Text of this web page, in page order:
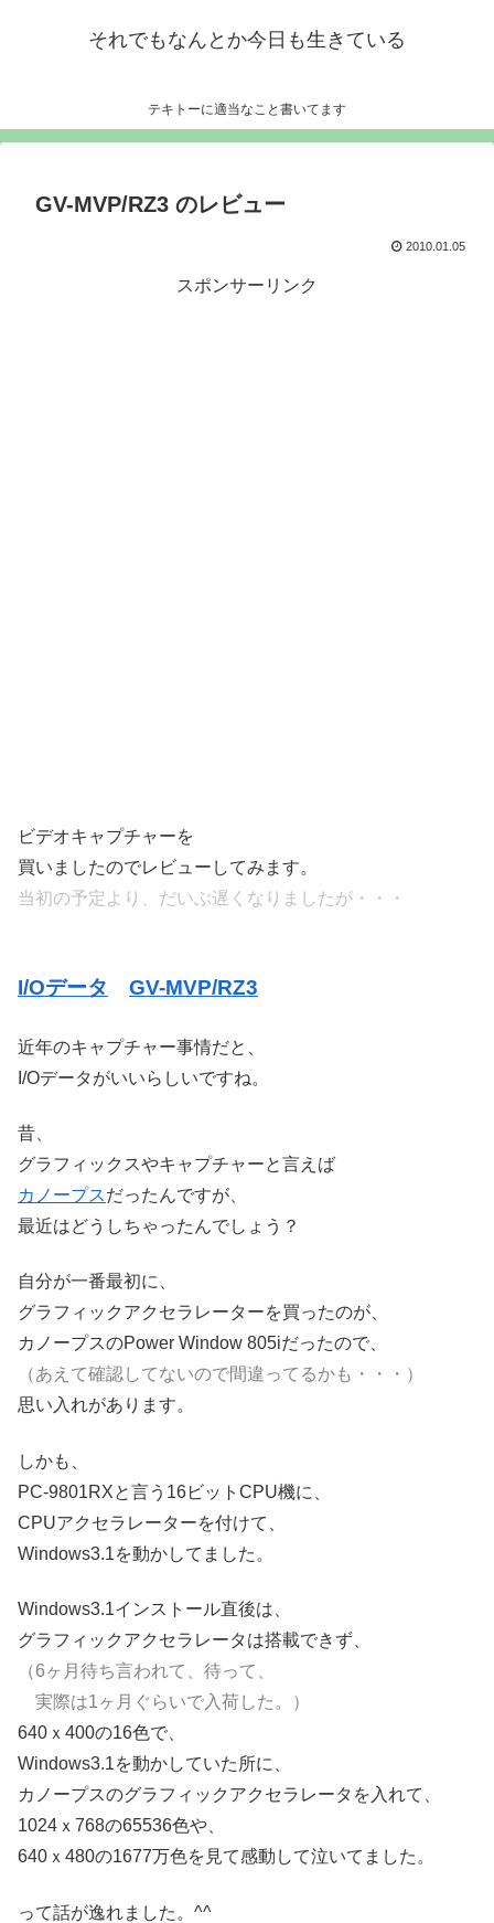
それでもなんとか今日も生きている
テキトーに適当なこと書いてます
GV-MVP/RZ3 のレビュー
2010.01.05
スポンサーリンク
ビデオキャプチャーを
買いましたのでレビューしてみます。
当初の予定より、だいぶ遅くなりましたが・・・
I/Oデータ GV-MVP/RZ3
近年のキャプチャー事情だと、
I/Oデータがいいらしいですね。
昔、
グラフィックスやキャプチャーと言えば
カノープスだったんですが、
最近はどうしちゃったんでしょう？
自分が一番最初に、
グラフィックアクセラレーターを買ったのが、
カノープスのPower Window 805iだったので、
（あえて確認してないので間違ってるかも・・・）
思い入れがあります。
しかも、
PC-9801RXと言う16ビットCPU機に、
CPUアクセラレーターを付けて、
Windows3.1を動かしてました。
Windows3.1インストール直後は、
グラフィックアクセラレータは搭載できず、
（6ヶ月待ち言われて、待って、
実際は1ヶ月ぐらいで入荷した。）
640ｘ400の16色で、
Windows3.1を動かしていた所に、
カノープスのグラフィックアクセラレータを入れて、
1024ｘ768の65536色や、
640ｘ480の1677万色を見て感動して泣いてました。
って話が逸れました。^^ゞ